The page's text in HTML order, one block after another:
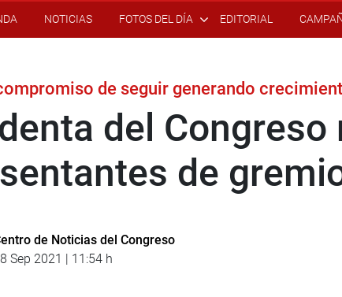
NOTICIAS FOTOS DEL DÍA EDITORIAL
de seguir generando
del
de
de Noticias del Congreso
Sep 2021 | 11:54 h